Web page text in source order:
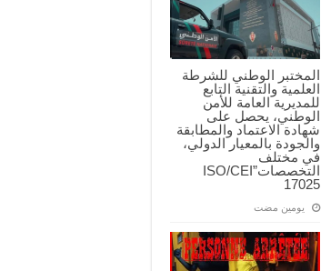
المختبر الوطني للشرطة
العلمية والتقنية التابع
للمديرية العامة للأمن
الوطني، يحصل على
شهادة الاعتماد والمطابقة
والجودة بالمعيار الدولي،
في مختلف
التخصصات”ISO/CEI
17025
‏يومين مضت